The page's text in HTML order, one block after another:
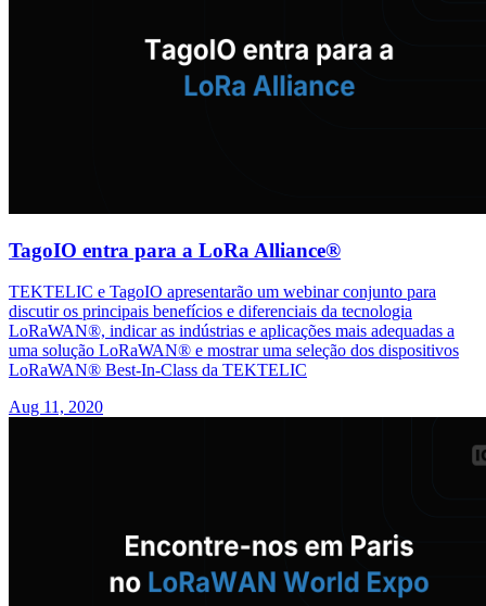
TagoIO entra para a LoRa Alliance®
TEKTELIC e TagoIO apresentarão um webinar conjunto para
discutir os principais benefícios e diferenciais da tecnologia
LoRaWAN®, indicar as indústrias e aplicações mais adequadas a
uma solução LoRaWAN® e mostrar uma seleção dos dispositivos
LoRaWAN® Best-In-Class da TEKTELIC
Aug 11, 2020